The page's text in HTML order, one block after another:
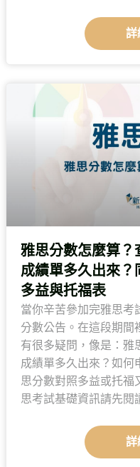
詳
雅思分數怎麼算？
成績單多久出來？
多益與托福表
當你辛苦參加完雅思考
分數公告。在這段期間
有很多疑問，像是：雅
成績單多久出來？如何
思分數對照多益或托
思考試基礎資訊請先閱
詳